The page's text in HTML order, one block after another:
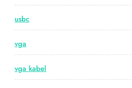
usbc
vga
vga kabel